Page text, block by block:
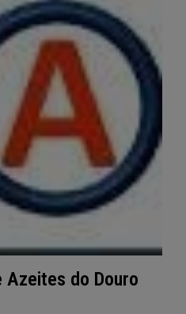
Azeites do Douro